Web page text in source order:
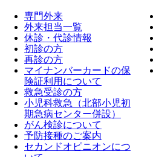
専門外来
外来担当一覧
休診・代診情報
初診の方
再診の方
マイナンバーカードの保
険証利用について
救急受診の方
小児科救急（北部小児初
期急病センター併設）
がん検診について
予防接種のご案内
セカンドオピニオンにつ